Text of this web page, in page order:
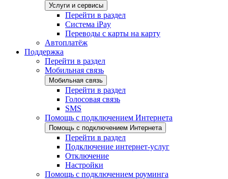
Услуги и сервисы
Перейти в раздел
Система iPay
Переводы с карты на карту
Автоплатёж
Поддержка
Перейти в раздел
Мобильная связь
Мобильная связь
Перейти в раздел
Голосовая связь
SMS
Помощь с подключением Интернета
Помощь с подключением Интернета
Перейти в раздел
Подключение интернет-услуг
Отключение
Настройки
Помощь с подключением роуминга